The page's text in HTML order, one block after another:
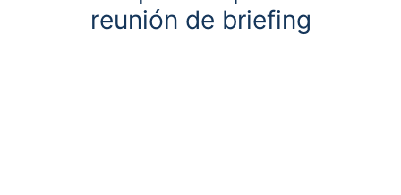
reunión de briefing